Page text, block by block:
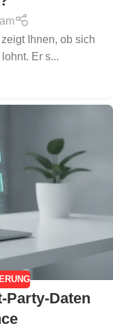
Ihnen, ob sich
Er s...
Party-Daten